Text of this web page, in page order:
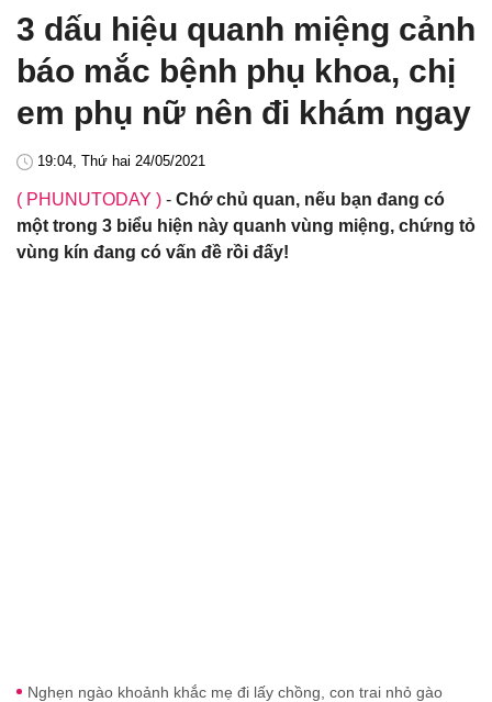
3 dấu hiệu quanh miệng cảnh
báo mắc bệnh phụ khoa, chị
em phụ nữ nên đi khám ngay
19:04, Thứ hai 24/05/2021
( PHUNUTODAY ) - Chớ chủ quan, nếu bạn đang có
một trong 3 biểu hiện này quanh vùng miệng, chứng tỏ
vùng kín đang có vấn đề rồi đấy!
Nghẹn ngào khoảnh khắc mẹ đi lấy chồng, con trai nhỏ gào